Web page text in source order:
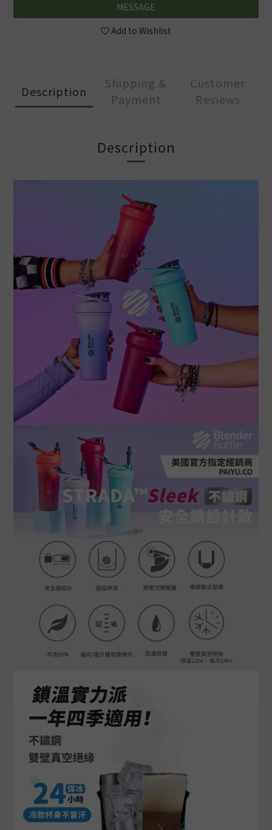
MESSAGE
Add to Wishlist
Description
Shipping &
Payment
Customer
Reviews
Description